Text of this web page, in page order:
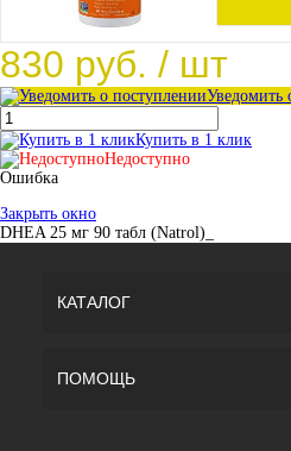
830 руб. / шт
Уведомить
Купить в 1 клик
Недоступно
Ошибка
Закрыть окно
DHEA 25 мг 90 табл (Natrol)_
КАТАЛОГ
ПОМОЩЬ